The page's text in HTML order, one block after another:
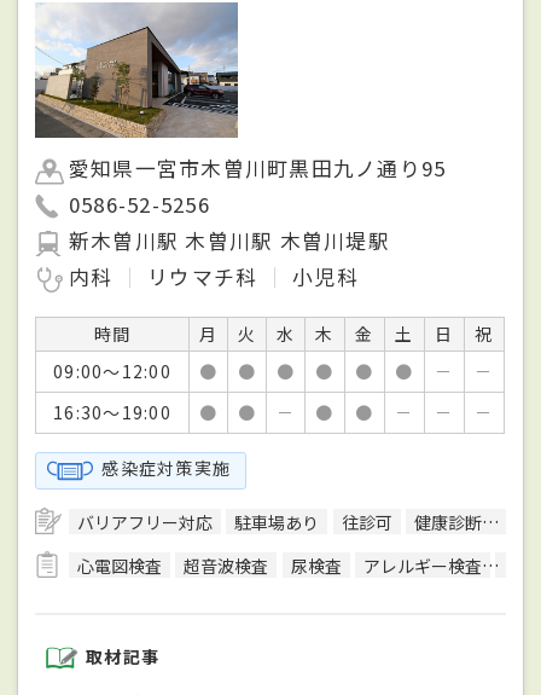
愛知県一宮市木曽川町黒田九ノ通り95
0586-52-5256
新木曽川駅 木曽川駅 木曽川堤駅
内科
リウマチ科 小児科
時間 月 火 水 木 金 土 日
祝
09:00～12:00
● ● ● ● ● ● －
－
16:30～19:00
● ● － ● ● － － －
感染症対策実施
バリアフリー対応 駐車場あり 往診可 健康診断対応
心電図検査
超音波検査 尿検査 アレルギー検査
取材記事